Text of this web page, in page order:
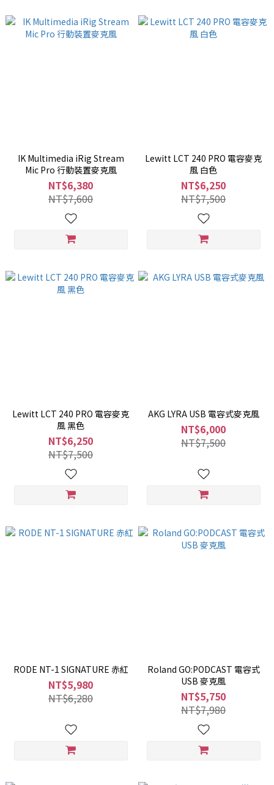
IK Multimedia iRig Stream
Mic Pro 行動裝置麥克風
NT$6,380
NT$7,600
Lewitt LCT 240 PRO 電容麥克
風 白色
NT$6,250
NT$7,500
Lewitt LCT 240 PRO 電容麥克
風 黑色
NT$6,250
NT$7,500
AKG LYRA USB 電容式麥克風
NT$6,000
NT$7,500
RODE NT-1 SIGNATURE 赤紅
NT$5,980
NT$6,280
Roland GO:PODCAST 電容式
USB 麥克風
NT$5,750
NT$7,980